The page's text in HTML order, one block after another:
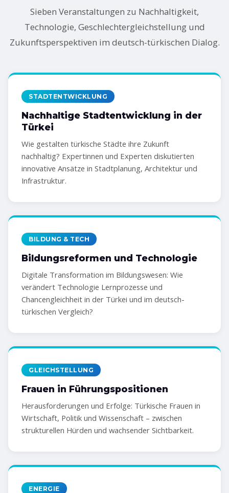
Sieben Veranstaltungen zu Nachhaltigkeit,
Technologie, Geschlechtergleichstellung und
Zukunftsperspektiven im deutsch-türkischen Dialog.
STADTENTWICKLUNG
Nachhaltige Stadtentwicklung in der
Türkei
Wie gestalten türkische Städte ihre Zukunft
nachhaltig? Expertinnen und Experten diskutierten
innovative Ansätze in Stadtplanung, Architektur und
Infrastruktur.
BILDUNG & TECH
Bildungsreformen und Technologie
Digitale Transformation im Bildungswesen: Wie
verändert Technologie Lernprozesse und
Chancengleichheit in der Türkei und im deutsch-
türkischen Vergleich?
GLEICHSTELLUNG
Frauen in Führungspositionen
Herausforderungen und Erfolge: Türkische Frauen in
Wirtschaft, Politik und Wissenschaft – zwischen
strukturellen Hürden und wachsender Sichtbarkeit.
ENERGIE